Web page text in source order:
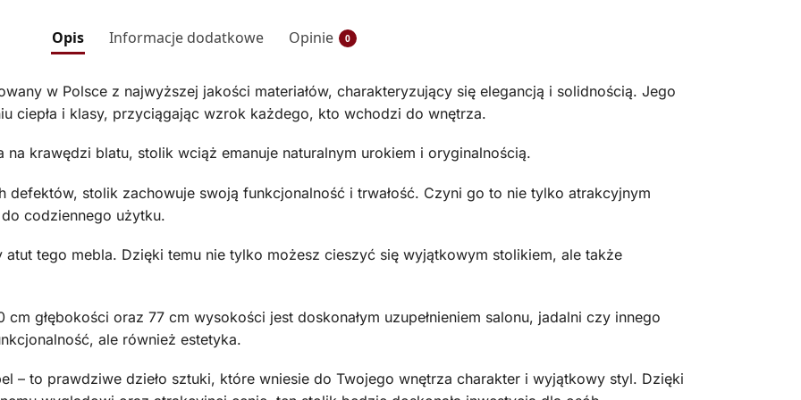
Opis Informacje dodatkowe Opinie 0
w Polsce z najwyższej jakości materiałów, charakteryzujący się elegancją i solidnością. Jego
ciepła i klasy, przyciągając wzrok każdego, kto wchodzi do wnętrza.
krawędzi blatu, stolik wciąż emanuje naturalnym urokiem i oryginalnością.
defektów, stolik zachowuje swoją funkcjonalność i trwałość. Czyni go to nie tylko atrakcyjnym
codziennego użytku.
tego mebla. Dzięki temu nie tylko możesz cieszyć się wyjątkowym stolikiem, ale także
głębokości oraz 77 cm wysokości jest doskonałym uzupełnieniem salonu, jadalni czy innego
ale również estetyka.
– to prawdziwe dzieło sztuki, które wniesie do Twojego wnętrza charakter i wyjątkowy styl. Dzięki